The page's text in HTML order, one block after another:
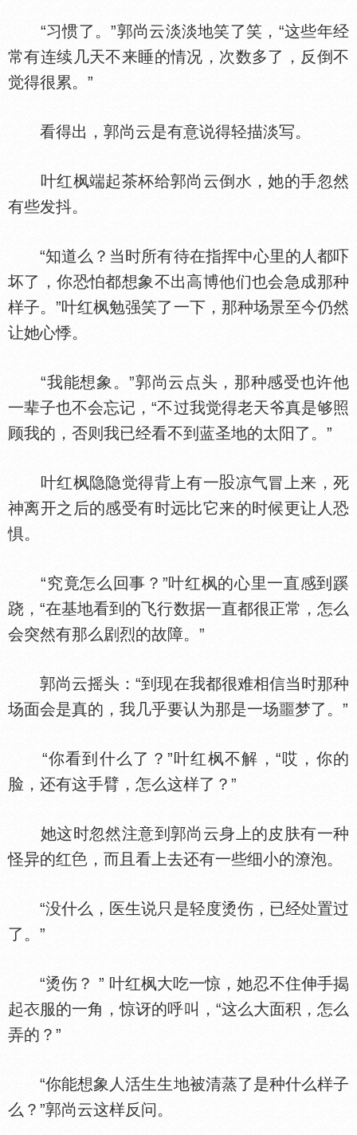
“习惯了。”郭尚云淡淡地笑了笑，“这些年经
常有连续几天不来睡的情况，次数多了，反倒不
觉得很累。”
看得出，郭尚云是有意说得轻描淡写。
叶红枫端起茶杯给郭尚云倒
，她的手忽然
有些发抖。
“知道么？当时所有待在指挥中心里的人都吓
坏了，你恐怕都想象不出高博他们也会急成那种
样子。”叶红枫勉强笑了一下，那种场景至今仍然
让她心悸。
“我能想象。”郭尚云点头，那种感受也许他
一辈子也不会忘记，“不过我觉得老天爷真是够照
顾我的，否则我已经看不到蓝圣地的太阳了。”
叶红枫隐隐觉得背上有一
凉气冒上来，死
神离开之后的感受有时远比它来的时候更让人恐
惧。
“究竟怎么回事？”叶红枫的心里一直感到蹊
跷，“在基地看到的飞行数据一直都很正常，怎么
会突然有那么剧烈的故障。”
郭尚云摇头：“到现在我都很难相信当时那种
场面会是真的，我几乎要认为那是一场噩梦了。”
“你看到什么了？”叶红枫不解，“哎，你的
脸，还有这手臂，怎么这样了？”
她这时忽然注意到郭尚云身上的皮肤有一种
怪异的红
，而且看上去还有一些细小的潦泡。
“没什么，医生说只是轻度烫伤，已经
置过
了。”
“烫伤？ ” 叶红枫大吃一惊，她忍不住伸手揭
起
服的一角，惊讶的呼叫，“这么大面积，怎么
弄的？”
“你能想象人活生生地被清蒸了是种什么样子
么？”郭尚云这样反问。